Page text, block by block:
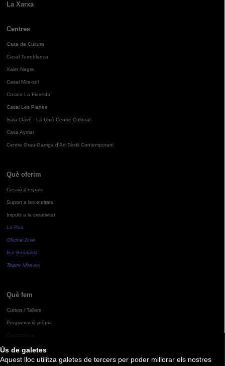
Ús de galetes
Aquest lloc utilitza galetes de tercers per poder millorar els nostres
La Xarxa
Centres
Casa de Cultura
Casal Torreblanca
Xalet Negre
Casal Mira-sol
Casino La Floresta
Casal Les Planes
Sala Clavé - La Unió Centre Cultural
Casa Aymat
Centre Grau-Garriga d'Art Tèxtil Contemporani
Què oferim
Cessió d'espais
Suport a les entitats
Impuls a la creativitat
La Pua
Oficina Jove
Bar Bocamoll
Teatre Mira-sol
Què fem
Cursos i Tallers
Programació pròpia